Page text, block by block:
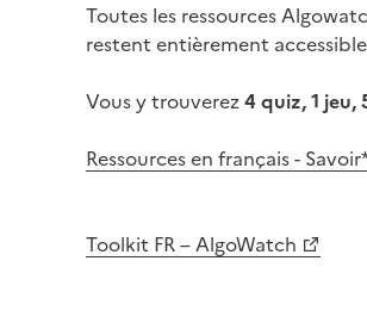
Toutes les ressources
restent entièrement
Vous y trouverez4 quiz, 1
Ressources en français -
Toolkit FR – AlgoWatch